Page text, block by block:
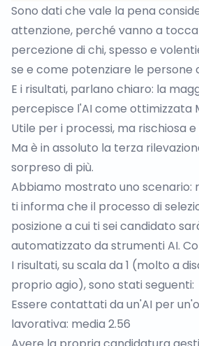
Sono dati che vale la pena
attenzione, perché vanno a
percezione di chi, spesso e
se e come potenziare le persone
E i risultati, parlano chiaro: la
percepisce l'AI come ottimizzata
Utile per i processi, ma rischiosa
Ma è in assoluto la terza
sorpreso di più.
Abbiamo mostrato uno scenario:
ti informa che il processo di
posizione a cui ti sei candidato
automatizzato da strumenti AI.
I risultati, su scala da 1 (molto a
proprio agio), sono stati seguenti:
Essere contattati da un'AI per
lavorativa: media 2.56